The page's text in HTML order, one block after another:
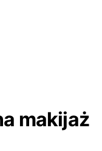
makijaż